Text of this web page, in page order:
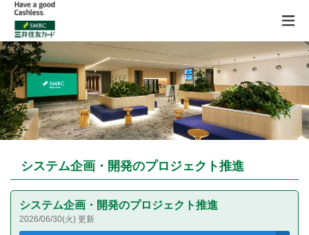
システム企画・開発のプロジェクト推進
システム企画・開発のプロジェクト推進
2026/06/30(火) 更新